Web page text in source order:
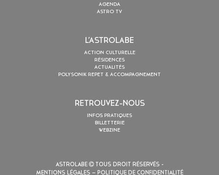
AGENDA
ASTRO TV
L’ASTROLABE
ACTION CULTURELLE
RÉSIDENCES
ACTUALITÉS
POLYSONIK REPET & ACCOMPAGNEMENT
RETROUVEZ-NOUS
INFOS PRATIQUES
BILLETTERIE
WEBZINE
ASTROLABE
TOUS DROIT RÉSERVÉS -
MENTIONS LÉGALES – POLITIQUE DE CONFIDENTIALITÉ